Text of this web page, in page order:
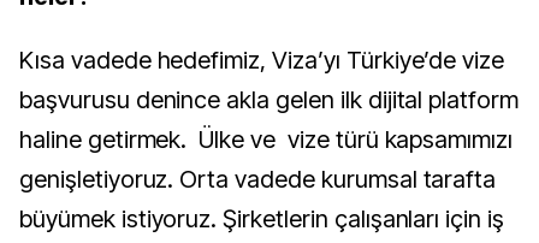
Kısa vadede hedefimiz, Viza’yı Türkiye’de vize
başvurusu denince akla gelen ilk dijital platform
haline getirmek. Ülke ve vize türü kapsamımızı
genişletiyoruz. Orta vadede kurumsal tarafta
büyümek istiyoruz. Şirketlerin çalışanları için iş